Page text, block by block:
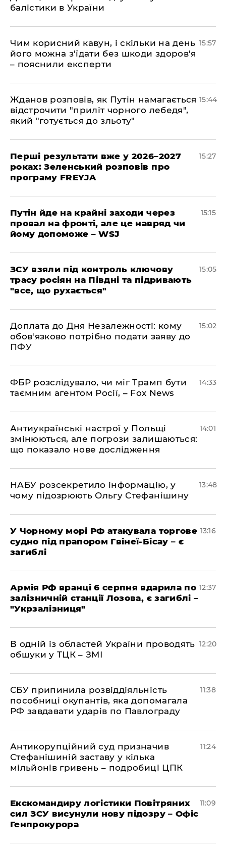
балістики в України
Чим корисний кавун, і скільки на день
його можна з'їдати без шкоди здоров'я
– пояснили експерти
15:57
Жданов розповів, як Путін намагається
відстрочити "приліт чорного лебедя",
який "готується до зльоту"
15:44
Перші результати вже у 2026–2027
роках: Зеленський розповів про
програму FREYJA
15:27
Путін йде на крайні заходи через
провал на фронті, але це навряд чи
йому допоможе – WSJ
15:15
ЗСУ взяли під контроль ключову
трасу росіян на Півдні та підривають
"все, що рухається"
15:05
Доплата до Дня Незалежності: кому
обов'язково потрібно подати заяву до
ПФУ
15:02
ФБР розслідувало, чи міг Трамп бути
таємним агентом Росії, – Fox News
14:33
Антиукраїнські настрої у Польщі
змінюються, але погрози залишаються:
що показало нове дослідження
14:01
НАБУ розсекретило інформацію, у
чому підозрюють Ольгу Стефанішину
13:48
У Чорному морі РФ атакувала торгове
судно під прапором Гвінеї-Бісау – є
загиблі
13:16
Армія РФ вранці 6 серпня вдарила по
залізничній станції Лозова, є загиблі –
"Укрзалізниця"
12:37
В одній із областей України проводять
обшуки у ТЦК – ЗМІ
12:20
СБУ припинила розвіддіяльність
пособниці окупантів, яка допомагала
РФ завдавати ударів по Павлограду
11:38
Антикорупційний суд призначив
Стефанішиній заставу у кілька
мільйонів гривень – подробиці ЦПК
11:24
Екскомандиру логістики Повітряних
сил ЗСУ висунули нову підозру – Офіс
Генпрокурора
11:09